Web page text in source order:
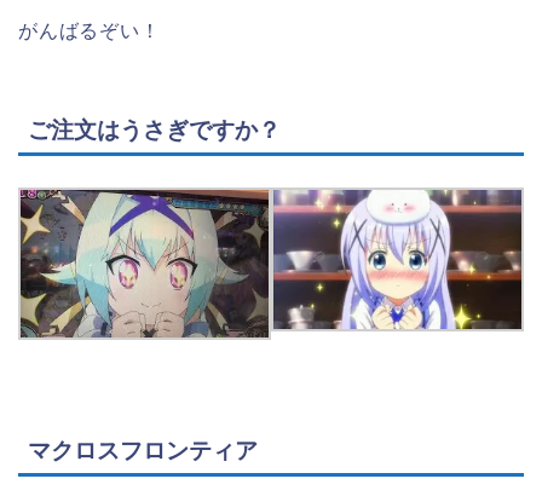
がんばるぞい！
ご注文はうさぎですか？
マクロスフロンティア